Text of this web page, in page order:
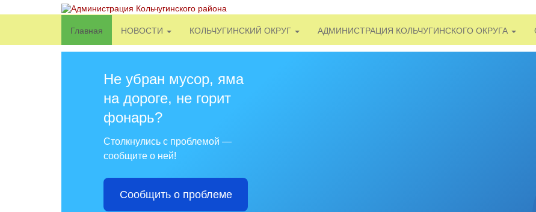
Главная НОВОСТИ КОЛЬЧУГИНСКИЙ ОКРУГ АДМИНИСТРАЦИЯ КОЛЬЧУГИНСКОГО ОКРУГА
Не убран мусор, яма
на дороге, не горит
фонарь?
Столкнулись с проблемой —
сообщите о ней!
Сообщить о проблеме